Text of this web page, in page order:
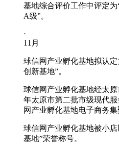
基地综合评价工作中评定为
A级”。
·
11 月
球信网产业孵化基地拟
创新基地”。
球信网产业孵化基地经
年太原市第二批市级现代
网产业孵化基地电子商务集
球信网产业孵化基
基地”荣誉称号。